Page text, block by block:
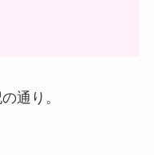
通り。